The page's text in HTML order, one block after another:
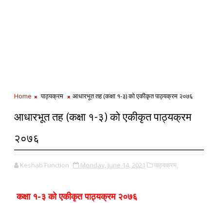
Home पाठ्यक्रम आधारभूत तह (कक्षा १-३) को एकीकृत पाठ्यक्रम २०७६
आधारभूत तह (कक्षा १-३) को एकीकृत पाठ्यक्रम
२०७६
Keshab Function Monday, June 14, 2021 पाठ्यक्रम,
कक्षा १-३ को एकीकृत पाठ्यक्रम २०७६